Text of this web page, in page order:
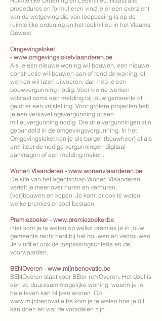
de hierbinnen voorkomende
bebouwing met vermelding van
haar functie, kadastraal nummer
en huisnummer. De vermelding van
het gebruik van de gronden. Een
aantal opnamepunten van de
hoogte van het maaiveld van het
goed, ten opzichte van de as van
de weg. Indien aanwezig het
profiel van de aanpalende
woningen.
hoeveelheden kunnen nogal sterk
verschillen van elkaar.
procedures en formulieren vind je er een overzicht
van de wetgeving die van toepassing is op de
ruimtelijke ordening en het leefmilieu in het Vlaams
Gewest.
Omgevingsloket
- www.omgevingsloketvlaanderen.be
Als je een nieuwe woning wil bouwen, een nieuwe
constructie wil bouwen aan of rond de woning, of
werken wil laten uitvoeren, dan heb je een
bouwvergunning nodig. Voor kleine werken
volstaat soms een melding bij jouw gemeente of
geldt er een vrijstelling. Voor grotere projecten heb
je een verkavelingsvergunning of een
milieuvergunning nodig. Die drie vergunningen zijn
gebundeld in de omgevingsvergunning. In het
Omgevingsloket kan je als burger (bouwheer) of als
architect de nodige vergunningen digitaal
aanvragen of een melding maken.
Wonen Vlaanderen - www.wonenvlaanderen.be
De site van het agentschap Wonen Vlaanderen
vertelt je meer over huren en verhuren,
(ver)bouwen en kopen. Je komt er ook te weten
welke premies er zoal bestaan.
Premiezoeker - www.premiezoeker.be
Hier kom je te weten op welke premies je in jouw
gemeente recht hebt bij het bouwen en verbouwen.
Je vindt er ook de toepassingscriteria en de
voorwaarden.
BENOveren - www.mijnbenovatie.be
BENOveren staat voor BEter reNOveren. Het doel is
een zo duurzaam mogelijke woning, waarin je je
hele leven kan blijven wonen. Op
www.mijnbenovatie.be kom je te weten hoe je dit
kan doen en wat de voordelen zijn.